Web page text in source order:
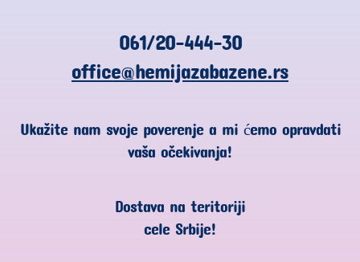
061/20-444-30
office@hemijazabazene.rs
Ukažite nam svoje poverenje a mi ćemo opravdati
vaša očekivanja!
Dostava na teritoriji
cele Srbije!